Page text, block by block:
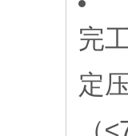
完
定
（